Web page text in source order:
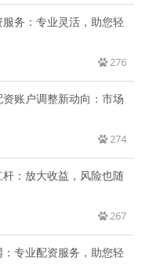
276
账户调整新动向：市场
274
：放大收益，风险也随
267
专业配资服务，助您轻